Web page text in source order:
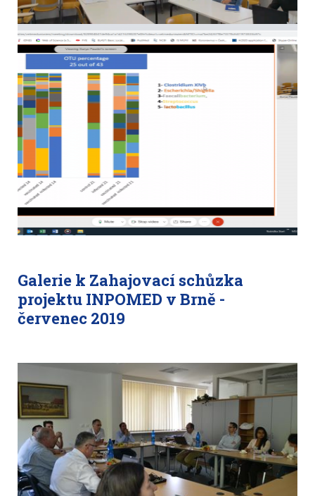
Galerie k Zahajovací schůzka
projektu INPOMED v Brně -
červenec 2019